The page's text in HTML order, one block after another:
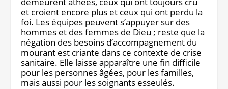
et croient encore plus et ceux qui ont perdu la
foi. Les équipes peuvent s’appuyer sur des
hommes et des femmes de Dieu ; reste que la
négation des besoins d’accompagnement du
mourant est criante dans ce contexte de crise
sanitaire. Elle laisse apparaître une fin difficile
pour les personnes âgées, pour les familles,
mais aussi pour les soignants esseulés.